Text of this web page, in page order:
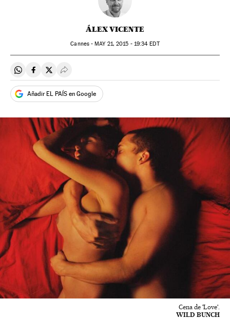
ÁLEX VICENTE
Cannes -MAY21, 2015 - 19:34 EDT
Compartir en Whatsapp
Compartir en Facebook
Compartir en Twitter
Desplegar Redes Sociales
Añadir EL PAÍS en Google
Cena de 'Love'.
WILD BUNCH